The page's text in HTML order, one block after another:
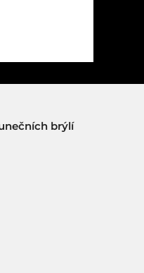
brýlí